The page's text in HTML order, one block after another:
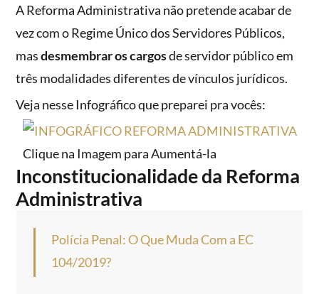
A Reforma Administrativa não pretende acabar de
vez com o Regime Único dos Servidores Públicos,
masdesmembrar os cargosde servidor público em
três modalidades diferentes de vínculos jurídicos.
Veja nesse Infográfico que preparei pra vocês:
Clique na Imagem para Aumentá-la
Inconstitucionalidade da Reforma
Administrativa
Polícia Penal: O Que Muda Com a EC
104/2019?